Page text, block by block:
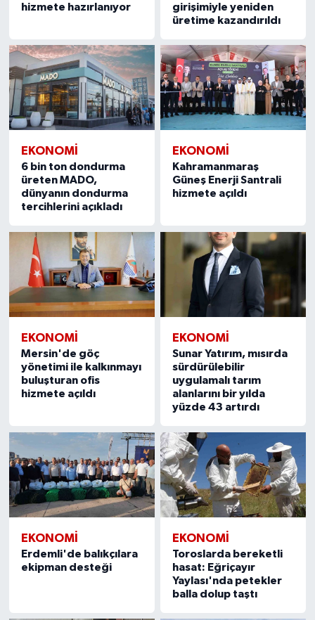
hizmete hazırlanıyor
girişimiyle yeniden
üretime kazandırıldı
EKONOMİ
6 bin ton dondurma
üreten MADO,
dünyanın dondurma
tercihlerini açıkladı
EKONOMİ
Kahramanmaraş
Güneş Enerji Santrali
hizmete açıldı
EKONOMİ
Mersin'de göç
yönetimi ile kalkınmayı
buluşturan ofis
hizmete açıldı
EKONOMİ
Sunar Yatırım, mısırda
sürdürülebilir
uygulamalı tarım
alanlarını bir yılda
yüzde 43 artırdı
EKONOMİ
Erdemli'de balıkçılara
ekipman desteği
EKONOMİ
Toroslarda bereketli
hasat: Eğriçayır
Yaylası'nda petekler
balla dolup taştı